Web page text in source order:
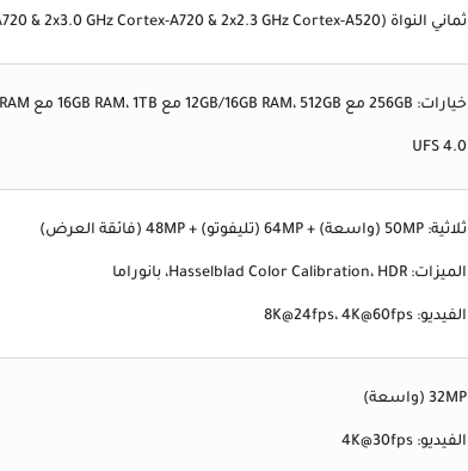
ثماني النواة (1x3.3 GHz Cortex-X4 & 3x3.2 GHz Cortex-A720 & 2x3.0 GHz Cortex-A720 & 2x2.3 GHz Cortex-A520)
خيارات: 256GB مع 12GB/16GB RAM، 512GB مع 16GB RAM، 1TB مع 16GB/24GB RAM
UFS 4.0
ثلاثية: 50MP (واسعة) + 64MP (تليفوتو) + 48MP (فائقة العرض)
الميزات: Hasselblad Color Calibration، HDR، بانوراما
الفيديو: 8K@24fps، 4K@60fps
32MP (واسعة)
الفيديو: 4K@30fps